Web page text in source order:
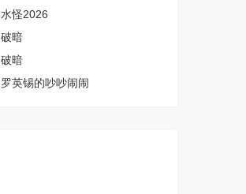
水怪2026
破暗
破暗
罗英锡的吵吵闹闹